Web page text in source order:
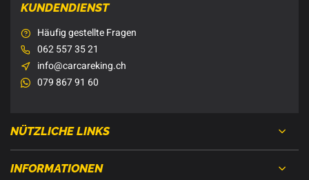
KUNDENDIENST
Häufig gestellte Fragen
062 557 35 21
info@carcareking.ch
079 867 91 60
NÜTZLICHE LINKS
INFORMATIONEN